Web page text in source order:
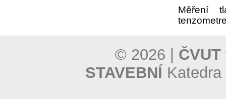
Měření
© 2026 |
STAVEBNÍ